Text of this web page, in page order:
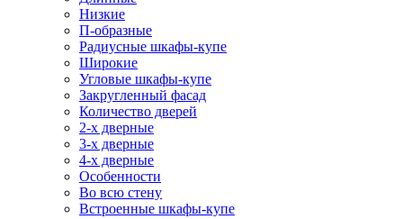
Низкие
П-образные
Радиусные шкафы-купе
Широкие
Угловые шкафы-купе
Закругленный фасад
Количество дверей
2-х дверные
3-х дверные
4-х дверные
Особенности
Во всю стену
Встроенные шкафы-купе